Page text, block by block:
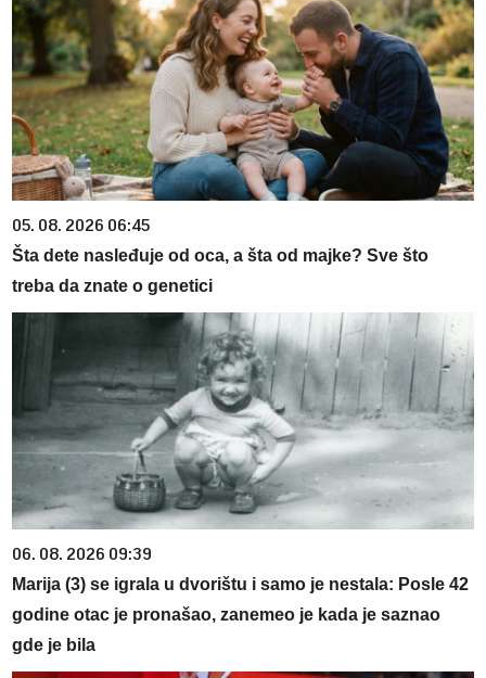
05. 08. 2026 06:45
Šta dete nasleđuje od oca, a šta od majke? Sve što
treba da znate o genetici
06. 08. 2026 09:39
Marija (3) se igrala u dvorištu i samo je nestala: Posle 42
godine otac je pronašao, zanemeo je kada je saznao
gde je bila